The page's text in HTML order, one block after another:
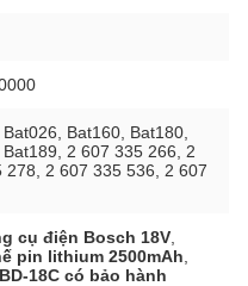
Bat160, Bat180,
Bat189, 2 607 335 266, 2
278, 2 607 335 536, 2 607
cụ điện Bosch 18V
pin lithium 2500mAh
18C có bảo hành